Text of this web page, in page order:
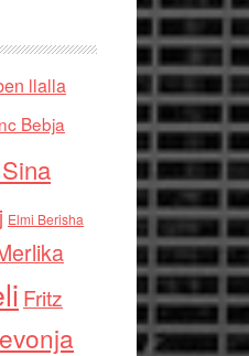
llalla
Bebja
Elmi Berisha
Fritz